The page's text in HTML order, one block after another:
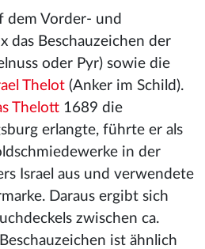
dem Vorder- und
das Beschauzeichen der
oder Pyr) sowie die
Thelot (Anker im Schild).
Thelott 1689 die
erlangte, führte er als
in der
Israel aus und verwendete
Daraus ergibt sich
zwischen ca.
ist ähnlich